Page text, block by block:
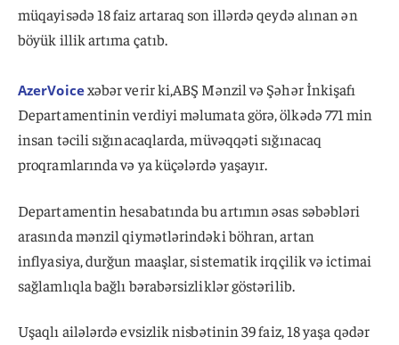
müqayisədə 18 faiz artaraq son illərdə qeydə alınan ən
böyük illik artıma çatıb.
AzerVoicexəbər verir ki,ABŞ Mənzil və Şəhər İnkişafı
Departamentinin verdiyi məlumata görə, ölkədə 771 min
insan təcili sığınacaqlarda, müvəqqəti sığınacaq
proqramlarında və ya küçələrdə yaşayır.
Departamentin hesabatında bu artımın əsas səbəbləri
arasında mənzil qiymətlərindəki böhran, artan
inflyasiya, durğun maaşlar, sistematik irqçilik və ictimai
sağlamlıqla bağlı bərabərsizliklər göstərilib.
Uşaqlı ailələrdə evsizlik nisbətinin 39 faiz, 18 yaşa qədər